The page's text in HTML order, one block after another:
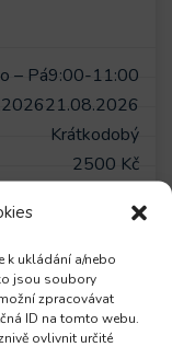
k ukládání a/nebo
jsou soubory
zpracovávat
ID na tomto webu.
ovlivnit určité
– Pá9:00-11:00
21.08.2026
Krátkodobý
2500 Kč
VOLNO